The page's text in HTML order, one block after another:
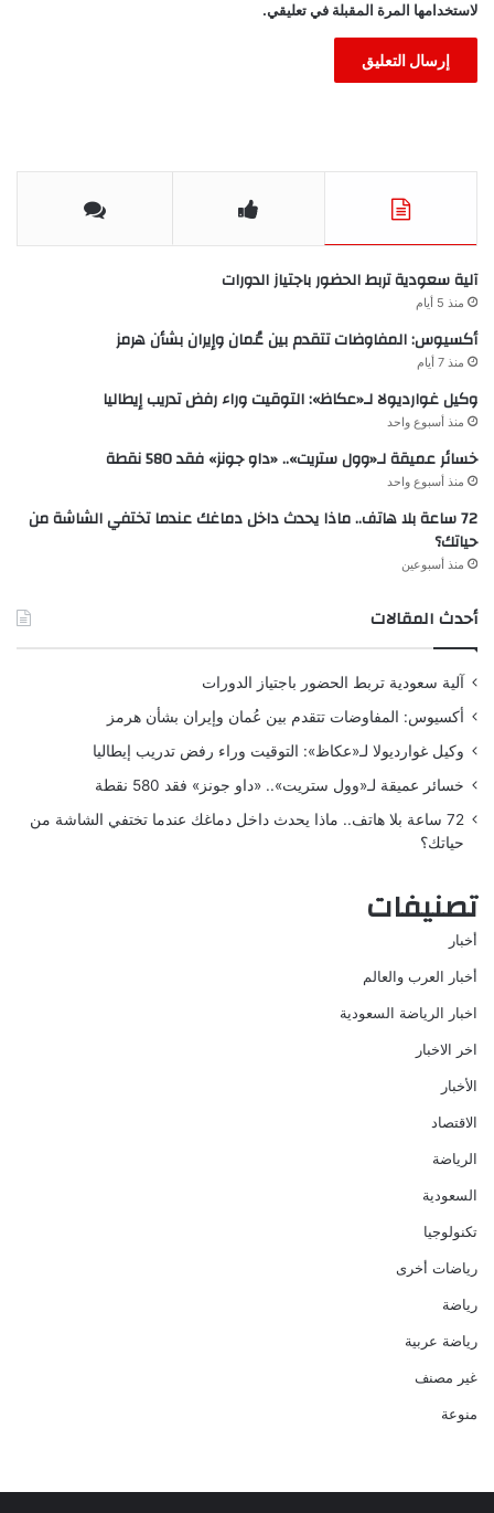
لاستخدامها المرة المقبلة في تعليقي.
آلية سعودية تربط الحضور باجتياز الدورات
منذ 5 أيام
أكسيوس: المفاوضات تتقدم بين عُمان وإيران بشأن هرمز
منذ 7 أيام
وكيل غوارديولا لـ«عكاظ»: التوقيت وراء رفض تدريب إيطاليا
منذ أسبوع واحد
خسائر عميقة لـ«وول ستريت».. «داو جونز» فقد 580 نقطة
منذ أسبوع واحد
72 ساعة بلا هاتف.. ماذا يحدث داخل دماغك عندما تختفي الشاشة من
حياتك؟
منذ أسبوعين
أحدث المقالات
آلية سعودية تربط الحضور باجتياز الدورات
أكسيوس: المفاوضات تتقدم بين عُمان وإيران بشأن هرمز
وكيل غوارديولا لـ«عكاظ»: التوقيت وراء رفض تدريب إيطاليا
خسائر عميقة لـ«وول ستريت».. «داو جونز» فقد 580 نقطة
72 ساعة بلا هاتف.. ماذا يحدث داخل دماغك عندما تختفي الشاشة من
حياتك؟
تصنيفات
أخبار
أخبار العرب والعالم
اخبار الرياضة السعودية
اخر الاخبار
الأخبار
الاقتصاد
الرياضة
السعودية
تكنولوجيا
رياضات أخرى
رياضة
رياضة عربية
غير مصنف
منوعة